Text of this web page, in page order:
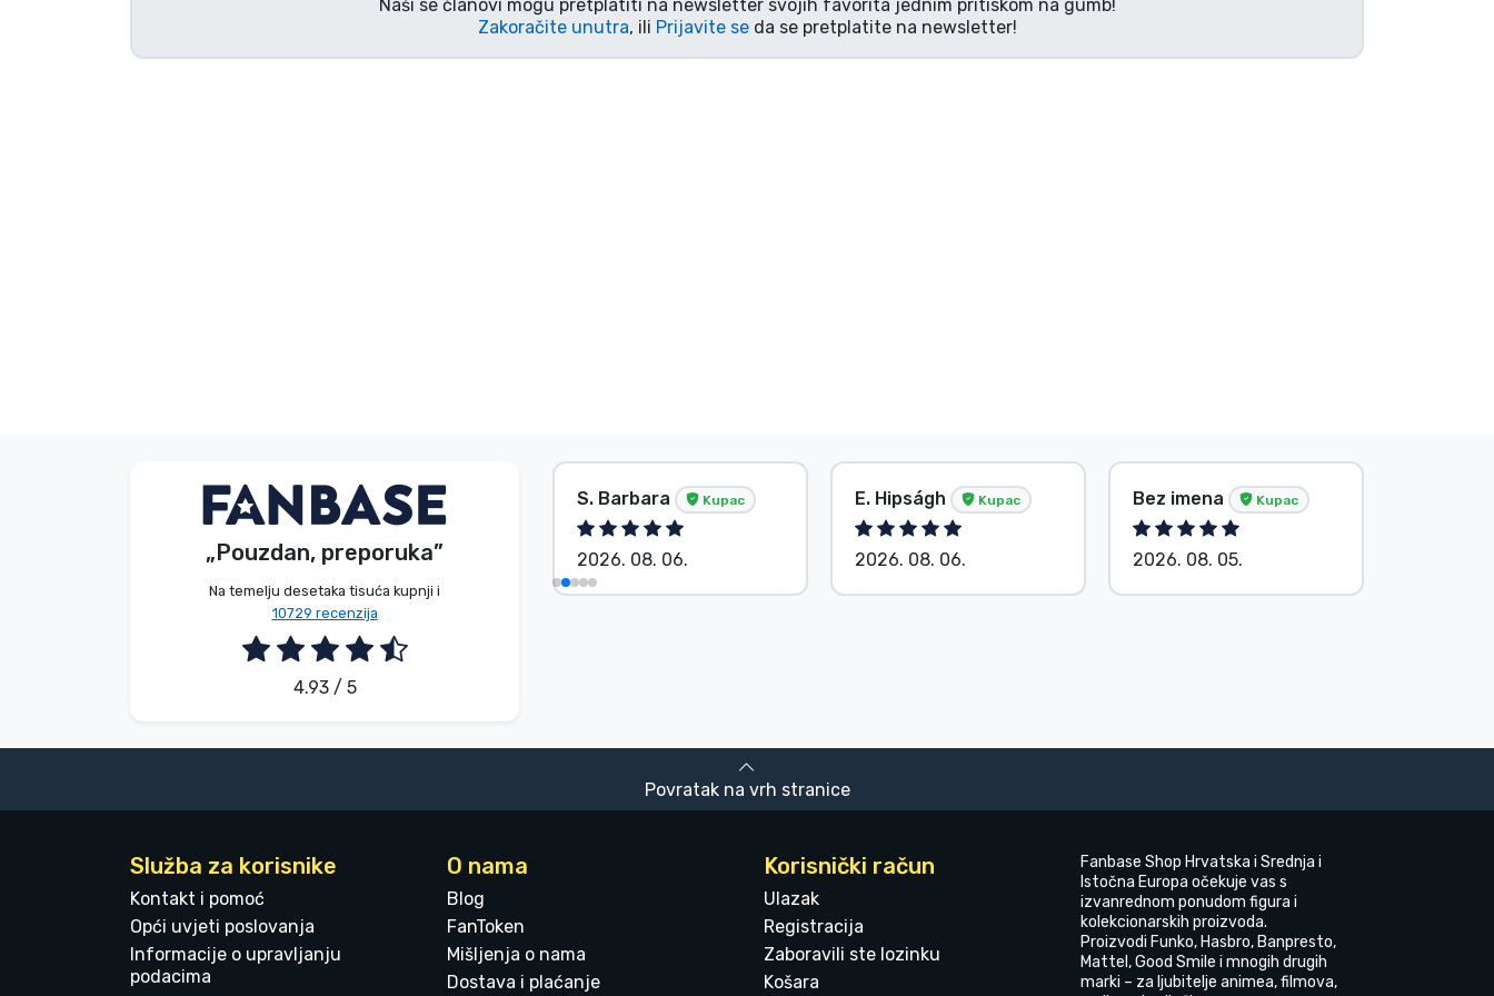
Naši se članovi mogu pretplatiti na newsletter svojih favorita jednim pritiskom na gumb!
Zakoračite unutra, ili Prijavite seda se pretplatite na newsletter!
„Pouzdan, preporuka”
Na temelju desetaka tisuća kupnji i
10729 recenzija
4.93 / 5
V. Éva Kupac
2026. 08. 06.
S. Barbara Kupac
2026. 08. 06.
E. Hipságh Kupac
2026. 08. 06.
Bez imena Kupac
2026. 08. 05.
Povratak na vrh stranice
Služba za korisnike
Kontakt i pomoć
Opći uvjeti poslovanja
Informacije o upravljanju
podacima
O nama
Blog
FanToken
Mišljenja o nama
Dostava i plaćanje
Korisnički račun
Ulazak
Registracija
Zaboravili ste lozinku
Košara
Fanbase Shop Hrvatska i Srednja i
Istočna Europa očekuje vas s
izvanrednom ponudom figura i
kolekcionarskih proizvoda.
Proizvodi Funko, Hasbro, Banpresto,
Mattel, Good Smile i mnogih drugih
marki – za ljubitelje animea, filmova,
Vrste proizvoda